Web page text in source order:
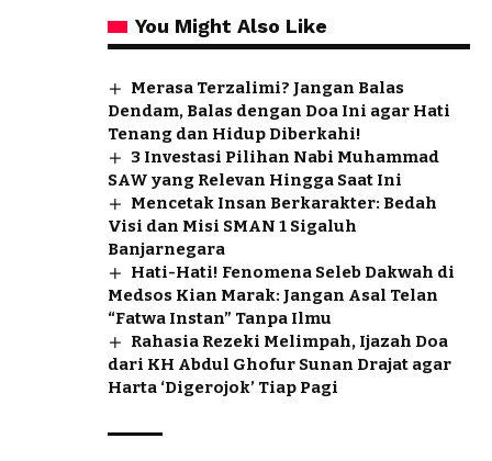
You Might Also Like
Merasa Terzalimi? Jangan Balas
Dendam, Balas dengan Doa Ini agar Hati
Tenang dan Hidup Diberkahi!
3 Investasi Pilihan Nabi Muhammad
SAW yang Relevan Hingga Saat Ini
Mencetak Insan Berkarakter: Bedah
Visi dan Misi SMAN 1 Sigaluh
Banjarnegara
Hati-Hati! Fenomena Seleb Dakwah di
Medsos Kian Marak: Jangan Asal Telan
“Fatwa Instan” Tanpa Ilmu
Rahasia Rezeki Melimpah, Ijazah Doa
dari KH Abdul Ghofur Sunan Drajat agar
Harta ‘Digerojok’ Tiap Pagi